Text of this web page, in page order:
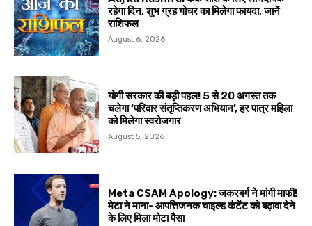
रहेगा दिन, शुभ ग्रह गोचर का मिलेगा फायदा, जानें
राशिफल
August 6, 2026
योगी सरकार की बड़ी पहल! 5 से 20 अगस्त तक
चलेगा ‘परिवार संतृप्तिकरण अभियान’, हर पात्र महिला
को मिलेगा स्वरोजगार
August 5, 2026
Meta CSAM Apology: जकरबर्ग ने मांगी माफी!
मेटा ने माना- आपत्तिजनक चाइल्ड कंटेंट को बढ़ावा देने
के लिए मिला मोटा पैसा